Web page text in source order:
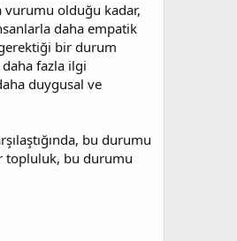
vurumu olduğu kadar,
daha empatik
bir durum
daha fazla ilgi
duygusal ve
bu durumu
topluluk, bu durumu